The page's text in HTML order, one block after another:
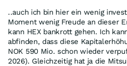
..auch ich bin hier ein wenig
Moment wenig Freude an dieser
kann HEX bankrott gehen. Ich
abfinden, dass diese
NOK 590 Mio. schon wieder
2026). Gleichzeitig hat ja die